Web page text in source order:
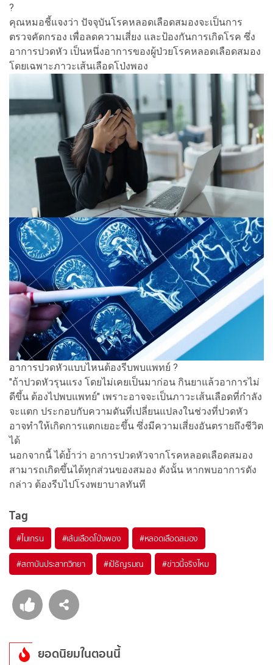
?
คุณหมอชี้แจงว่า ปัจจุบันโรคหลอดเลือดสมองจะเป็นการ
ตรวจคัดกรอง เพื่อลดความเสี่ยง และป้องกันการเกิดโรค ซึ่ง
อาการปวดหัว เป็นหนึ่งอาการของผู้ป่วยโรคหลอดเลือดสมอง
โดยเฉพาะภาวะเส้นเลือดโป่งพอง
อาการปวดหัวแบบไหนต้องรีบพบแพทย์ ?
"ถ้าปวดหัวรุนแรง โดยไม่เคยเป็นมาก่อน กินยาแล้วอาการไม่
ดีขึ้น ต้องไปพบแพทย์" เพราะอาจจะเป็นภาวะเส้นเลือดที่กำลัง
จะแตก ประกอบกับความดันที่เปลี่ยนแปลงในช่วงที่ปวดหัว
อาจทำให้เกิดการแตกเยอะขึ้น ซึ่งมีความเสี่ยงอันตรายถึงชีวิต
ได้
นอกจากนี้ ได้ย้ำว่า อาการปวดหัวจากโรคหลอดเลือดสมอง
สามารถเกิดขึ้นได้ทุกส่วนของสมอง ดังนั้น หากพบอาการดัง
กล่าว ต้องรีบไปโรงพยาบาลทันที
Tag
#ไมเกรน #เส้นเลือดโป่งพอง #หลอดเลือดสมอง
#สถาบันประสาทวิทยา #เป้ธัญรมณ #ข่าวนี้จริงไหม
ยอดนิยมในตอนนี้